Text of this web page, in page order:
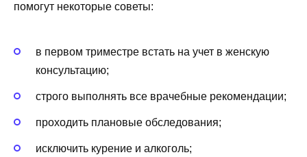
помогут некоторые советы:
в первом триместре встать на учет в женскую
консультацию;
строго выполнять все врачебные рекомендации;
проходить плановые обследования;
исключить курение и алкоголь;